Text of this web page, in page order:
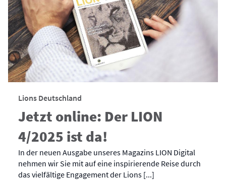
Lions Deutschland
Jetzt online: Der LION
4/2025 ist da!
In der neuen Ausgabe unseres Magazins LION Digital
nehmen wir Sie mit auf eine inspirierende Reise durch
das vielfältige Engagement der Lions [...]